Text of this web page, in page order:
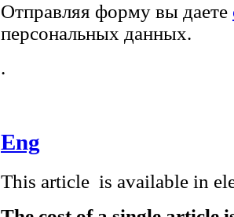
Отправляя форму вы даете
персональных данных.
.
Eng
This article is available in